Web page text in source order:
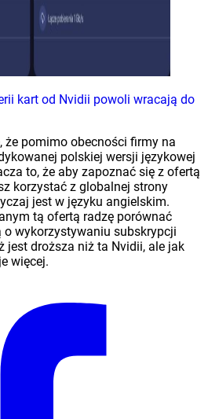
kart od Nvidii powoli wracają do
że pomimo obecności firmy na
polskiej wersji językowej
to, że aby zapoznać się z ofertą
korzystać z globalnej strony
jest w języku angielskim.
tą ofertą radzę porównać
o wykorzystywaniu subskrypcji
jest droższa niż ta Nvidii, ale jak
więcej.